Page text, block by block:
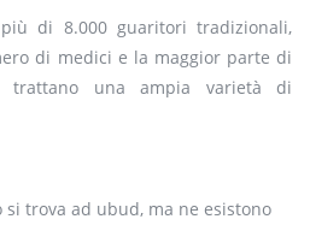
di 8.000 guaritori tradizionali,
di medici e la maggior parte di
trattano una ampia varietà di
trova ad ubud, ma ne esistono